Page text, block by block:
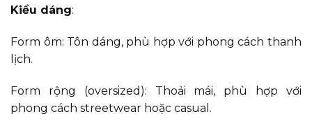
Kiểu dáng:
Form ôm: Tôn dáng, phù hợp với phong cách thanh
lịch.
Form rộng (oversized): Thoải mái, phù hợp với
phong cách streetwear hoặc casual.